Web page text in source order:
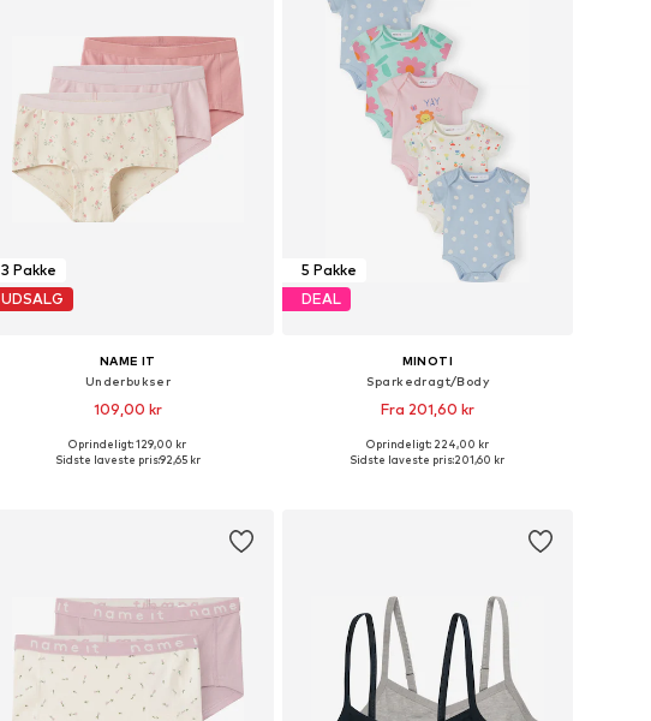
3 Pakke
UDSALG
NAME IT
Underbukser
109,00 kr
Fås i mange størrelser
Oprindeligt: 129,00 kr
Sidste laveste pris:92,65 kr
5 Pakke
DEAL
MINOTI
Sparkedragt/Body
Fra 201,60 kr
Fås i mange størrelser
Oprindeligt: 224,00 kr
Sidste laveste pris:201,60 kr